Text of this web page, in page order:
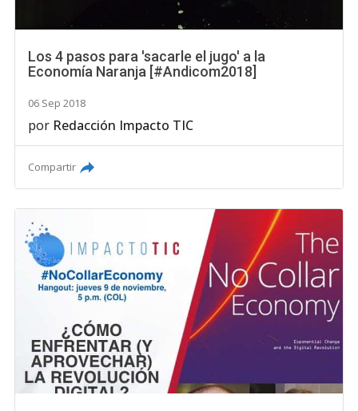
Los 4 pasos para 'sacarle el jugo' a la
Economía Naranja [#Andicom2018]
06 Sep 2018
por Redacción Impacto TIC
Compartir